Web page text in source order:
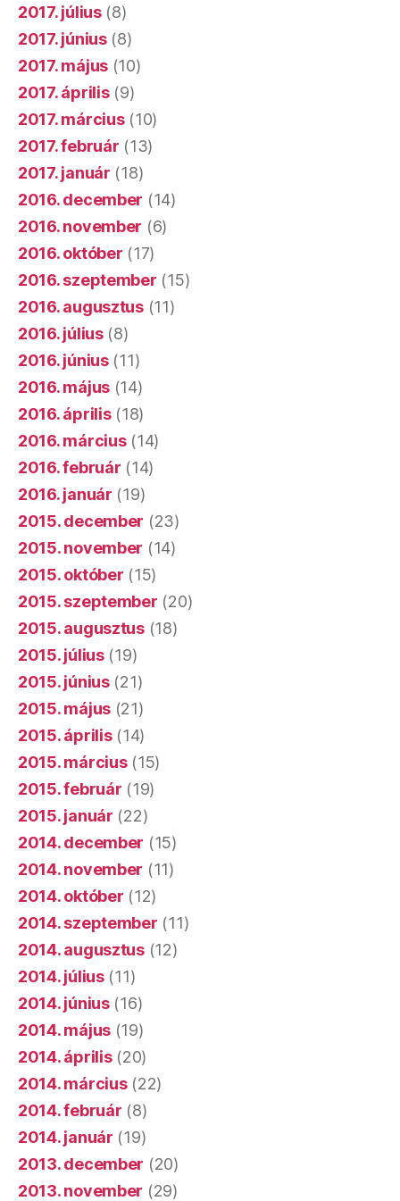
2017. július(8)
2017. június(8)
2017. május (10)
2017. április(9)
2017. március(10)
2017. február (13)
2017. január (18)
2016. december (14)
2016. november (6)
2016. október (17)
2016. szeptember (15)
2016. augusztus(11)
2016. július(8)
2016. június(11)
2016. május (14)
2016. április(18)
2016. március(14)
2016. február (14)
2016. január (19)
2015. december (23)
2015. november (14)
2015. október (15)
2015. szeptember (20)
2015. augusztus(18)
2015. július(19)
2015. június(21)
2015. május (21)
2015. április(14)
2015. március(15)
2015. február (19)
2015. január (22)
2014. december (15)
2014. november (11)
2014. október (12)
2014. szeptember (11)
2014. augusztus(12)
2014. július(11)
2014. június(16)
2014. május (19)
2014. április(20)
2014. március(22)
2014. február (8)
2014. január (19)
2013. december (20)
2013. november (29)